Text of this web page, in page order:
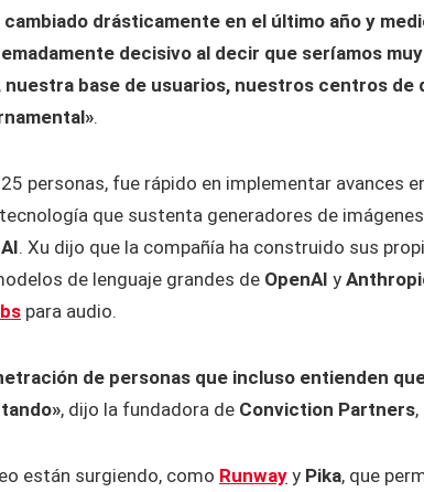
drásticamente en el último año y
decisivo al decir que seríamos
base de usuarios, nuestros centros de
.
personas, fue rápido en implementar avances
que sustenta generadores de
. Xu dijo que la compañía ha construido sus
de lenguaje grandes de OpenAI y
para audio.
de personas que incluso entienden
, dijo la fundadora de Conviction Partners,
están surgiendo, como Runway y Pika, que